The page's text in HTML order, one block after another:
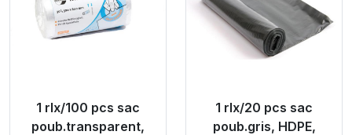
1 rlx/100 pcs sac
poub.transparent,
1 rlx/20 pcs sac
poub.gris, HDPE,